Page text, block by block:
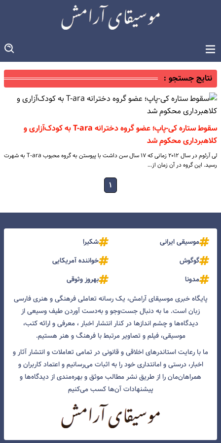
نتایج جستجو :
سقوط ستاره کی‌-پاپ؛ عضو گروه دخترانه T-ara به کودک‌آزاری و
کلاهبرداری محکوم شد
لی آرئوم در سال ۲۰۱۲ زمانی که ۱۷ سال سن داشت با پیوستن به گروه محبوب T-ara به شهرت
رسید. این گروه در آن زمان از…
۱
موسیقی ایرانی
شکیرا
گوگوش
خواننده آمریکایی
مدونا
بهروز وثوقی
پایگاه خبری موسیقای آرامش، یک رسانه تعاملی فرهنگی و هنری فارسی
زبان است. ما به دنبال جست‌و‌جو و به‌دست آوردن طیف وسیعی از
دیدگاه‌ها و چشم انداز‌ها در کنار انتشار اخبار ، معرفی و ارائه کتب،
موسیقی، فیلم و تصاویر مرتبط با فرهنگ و هنر هستیم.
ما با رعایت استاندرهای اخلاقی و قانونی در تمامی تعاملات و انتشار آثار و
اخبار، درستی و امانتداری خود را به اثبات می‌رسانیم و اعتماد کاربران و
همراهان‌مان را از طریق نشر مطالب موثق و بهره‌مندی از دیدگاه‌ها و
پیشنهادات آن‌ها کسب می‌کنیم